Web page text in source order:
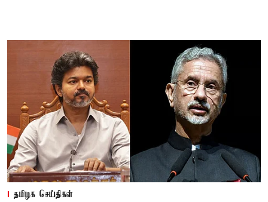
தமிழக செய்திகள்